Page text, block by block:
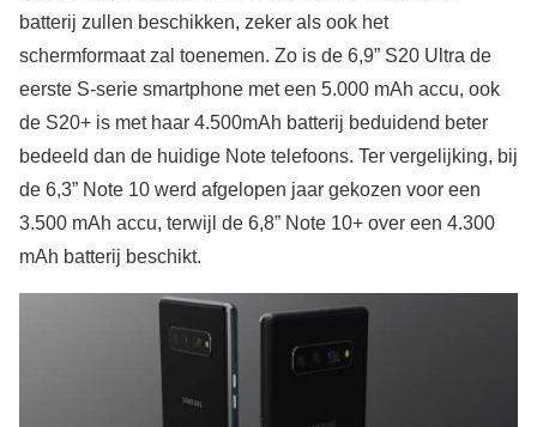
batterij zullen beschikken, zeker als ook het
schermformaat zal toenemen. Zo is de 6,9” S20 Ultra de
eerste S-serie smartphone met een 5.000 mAh accu, ook
de S20+ is met haar 4.500mAh batterij beduidend beter
bedeeld dan de huidige Note telefoons. Ter vergelijking, bij
de 6,3” Note 10 werd afgelopen jaar gekozen voor een
3.500 mAh accu, terwijl de 6,8” Note 10+ over een 4.300
mAh batterij beschikt.